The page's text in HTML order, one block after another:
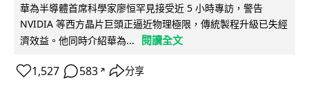
華為半導體首席科學家廖恒罕見接受近 5 小時專訪，警告
NVIDIA 等西方晶片巨頭正逼近物理極限，傳統製程升級已失經
濟效益。他同時介紹華為...
閱讀全文
1,527 583 ↗ 分享